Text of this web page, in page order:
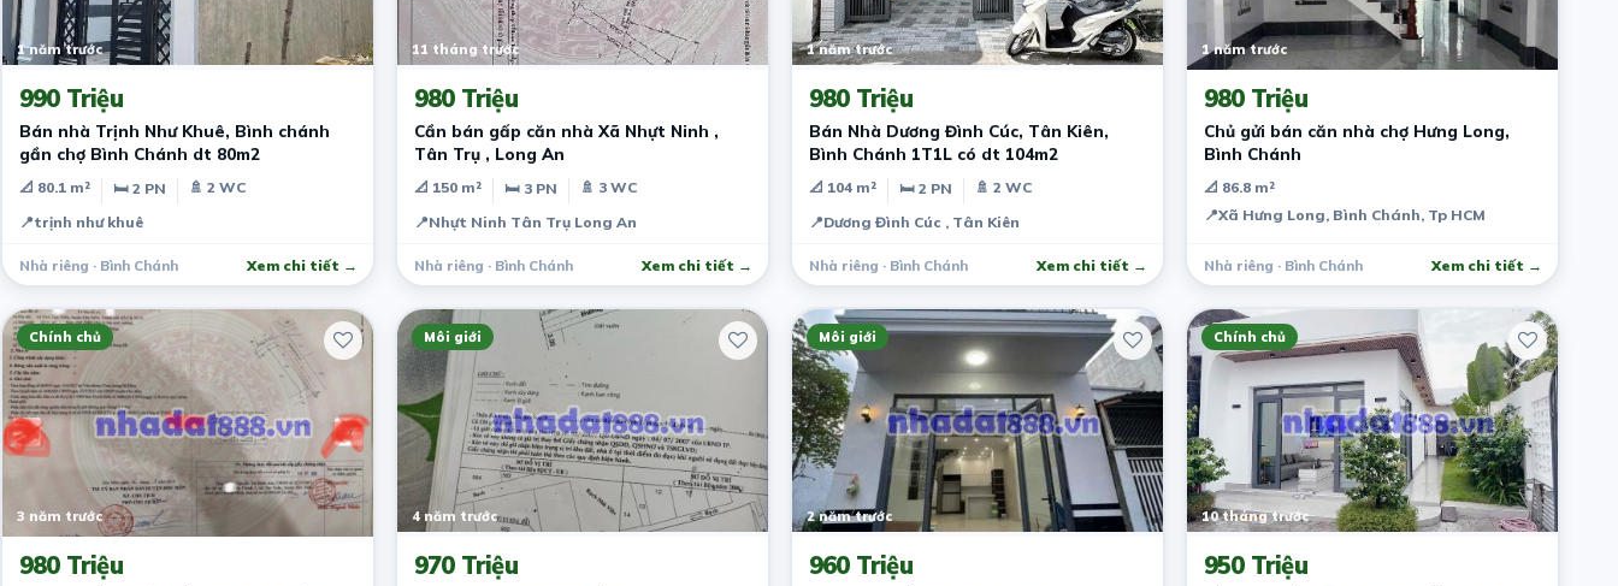
1 năm trước
990 Triệu
Bán nhà Trịnh Như Khuê, Bình chánh
gần chợ Bình Chánh dt 80m2
📐 80.1 m² 🛏 2 PN
🚿 2 WC
📍trịnh như khuê
Nhà riêng · Bình Chánh Xem chi tiết →
11 tháng trước
980 Triệu
Cần bán gấp căn nhà Xã Nhựt Ninh ,
Tân Trụ , Long An
📐 150 m² 🛏 3 PN
🚿 3 WC
📍Nhựt Ninh Tân Trụ Long An
Nhà riêng · Bình Chánh Xem chi tiết →
1 năm trước
980 Triệu
Bán Nhà Dương Đình Cúc, Tân Kiên,
Bình Chánh 1T1L có dt 104m2
📐 104 m² 🛏 2 PN
🚿 2 WC
📍Dương Đình Cúc , Tân Kiên
Nhà riêng · Bình Chánh Xem chi tiết →
1 năm trước
980 Triệu
Chủ gửi bán căn nhà chợ Hưng Long,
Bình Chánh
📐 86.8 m²
📍Xã Hưng Long, Bình Chánh, Tp HCM
Nhà riêng · Bình Chánh Xem chi tiết →
Chính chủ
3 năm trước
980 Triệu
Môi giới
4 năm trước
970 Triệu
Môi giới
2 năm trước
960 Triệu
Chính chủ
10 tháng trước
950 Triệu